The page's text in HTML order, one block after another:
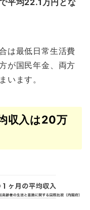
は最低日常生活費
が国民年金、両方
います。
収入は20万